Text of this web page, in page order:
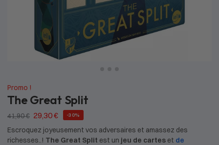
Promo !
The Great Split
41,90€ 29,30€ -30%
Escroquez joyeusement vos adversaires et amassez des
richesses..! The Great Split est un jeu de cartes et de